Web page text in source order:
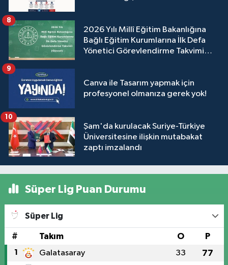
2026 Yılı Millî Eğitim Bakanlığına
Bağlı Eğitim Kurumlarına İlk Defa
Yönetici Görevlendirme Takvimi
8
Canva ile Tasarım yapmak için
profesyonel olmanıza gerek yok!
9
Şam'da kurulacak Suriye-Türkiye
Üniversitesine ilişkin mutabakat
zaptı imzalandı
10
Süper Lig Puan Durumu
Süper Lig
# Takım O P
1 Galatasaray 33 77